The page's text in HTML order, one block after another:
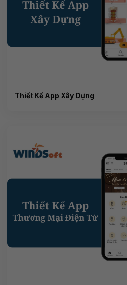
Thiết Kế App Xây Dựng